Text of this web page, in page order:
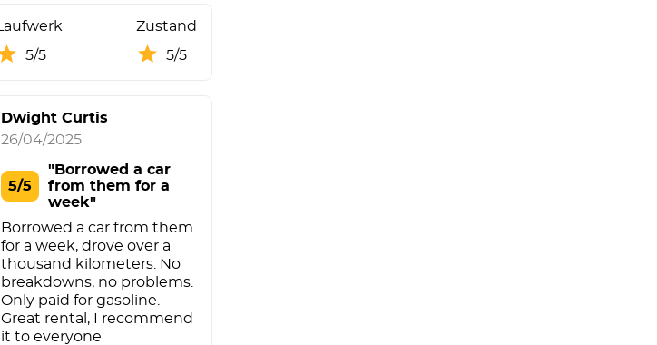
Laufwerk
5/5
Zustand
5/5
Dwight Curtis
26/04/2025
5/5
"Borrowed a car
from them for a
week"
Borrowed a car from them
for a week, drove over a
thousand kilometers. No
breakdowns, no problems.
Only paid for gasoline.
Great rental, I recommend
it to everyone